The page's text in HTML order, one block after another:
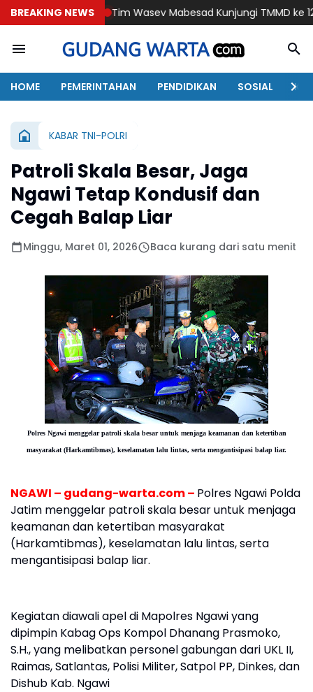
BREAKING NEWS
Tim Wasev Mabesad Kunjungi TMMD ke 129 Bulu Lor
HOME PEMERINTAHAN PENDIDIKAN SOSIAL
KABAR TNI-POLRI
Patroli Skala Besar, Jaga
Ngawi Tetap Kondusif dan
Cegah Balap Liar
Minggu, Maret 01, 2026 Baca kurang dari satu menit
Polres Ngawi menggelar patroli skala besar untuk menjaga keamanan dan ketertiban
masyarakat (Harkamtibmas), keselamatan lalu lintas, serta mengantisipasi balap liar.
NGAWI – gudang-warta.com – Polres Ngawi Polda
Jatim menggelar patroli skala besar untuk menjaga
keamanan dan ketertiban masyarakat
(Harkamtibmas), keselamatan lalu lintas, serta
mengantisipasi balap liar.
Kegiatan diawali apel di Mapolres Ngawi yang
dipimpin Kabag Ops Kompol Dhanang Prasmoko,
S.H., yang melibatkan personel gabungan dari UKL II,
Raimas, Satlantas, Polisi Militer, Satpol PP, Dinkes, dan
Dishub Kab. Ngawi